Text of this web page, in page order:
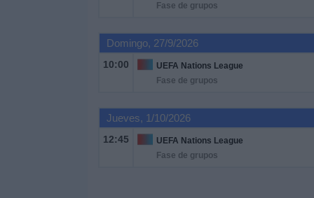
Fase de grupos
Domingo, 27/9/2026
10:00
UEFA Nations League
Fase de grupos
Jueves, 1/10/2026
12:45
UEFA Nations League
Fase de grupos